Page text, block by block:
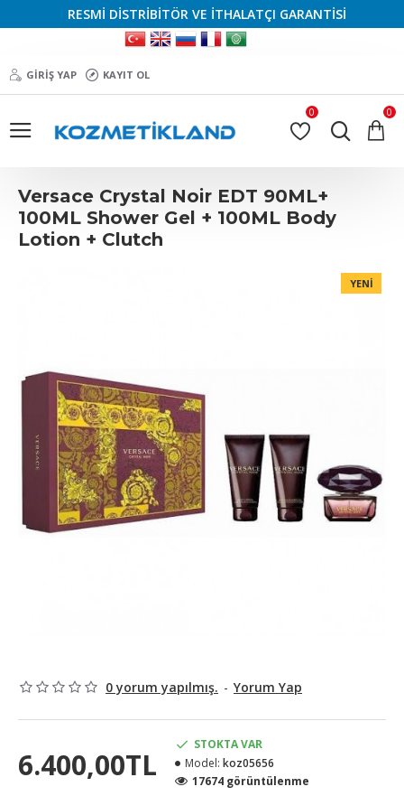
RESMİ DİSTRİBİTÖR VE İTHALATÇI GARANTİSİ
GIRIŞ YAP KAYIT OL
0 0
Versace Crystal Noir EDT 90ML+
100ML Shower Gel + 100ML Body
Lotion + Clutch
YENI
0 yorum yapılmış. - Yorum Yap
6.400,00TL
STOKTA VAR
Model: koz05656
17674 görüntülenme